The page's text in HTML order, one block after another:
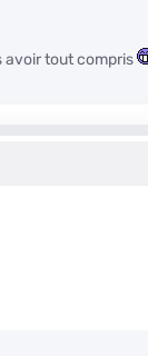
avoir tout compris